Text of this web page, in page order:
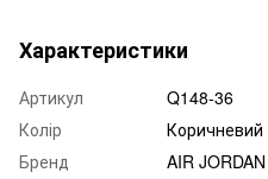
Характеристики
Артикул
Q148-36
Колір
Коричневий
Бренд
AIR JORDAN